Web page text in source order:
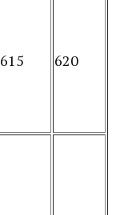
615 620